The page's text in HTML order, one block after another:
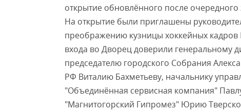
открытие обновлённого после
На открытие были приглашены
преображению кузницы хоккейных кадров
входа во Дворец доверили
председателю городского Собрания
РФ Виталию Бахметьеву, начальнику
"Объединённая сервисная компания"
"Магнитогорский Гипромез" Юрию